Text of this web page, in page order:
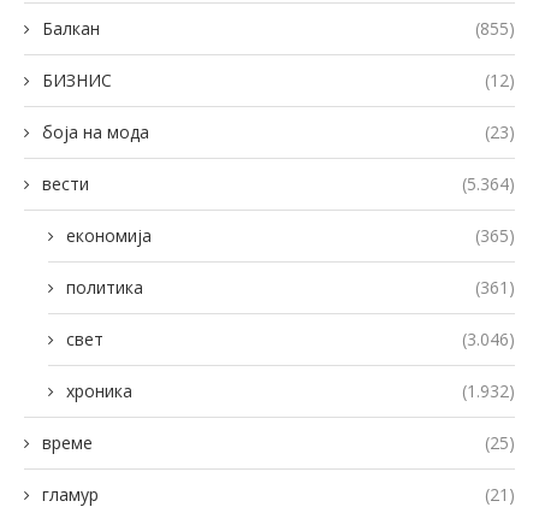
Балкан (855)
БИЗНИС (12)
боја на мода (23)
вести (5.364)
економија (365)
политика (361)
свет (3.046)
хроника (1.932)
време (25)
гламур (21)